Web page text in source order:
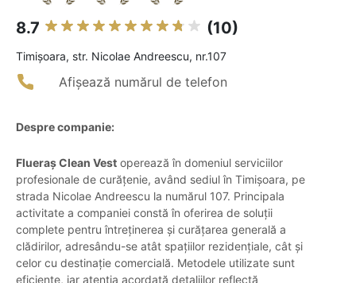
8.7 (10)
Timişoara, str. Nicolae Andreescu, nr.107
Afișează numărul de telefon
Despre companie:
Flueraș Clean Vest operează în domeniul serviciilor
profesionale de curățenie, având sediul în Timișoara, pe
strada Nicolae Andreescu la numărul 107. Principala
activitate a companiei constă în oferirea de soluții
complete pentru întreținerea și curățarea generală a
clădirilor, adresându-se atât spațiilor rezidențiale, cât și
celor cu destinație comercială. Metodele utilizate sunt
eficiente, iar atenția acordată detaliilor reflectă